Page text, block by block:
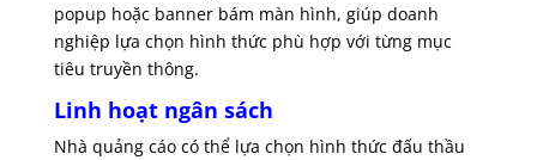
popup hoặc banner bám màn hình, giúp doanh
nghiệp lựa chọn hình thức phù hợp với từng mục
tiêu truyền thông.
Linh hoạt ngân sách
Nhà quảng cáo có thể lựa chọn hình thức đấu thầu